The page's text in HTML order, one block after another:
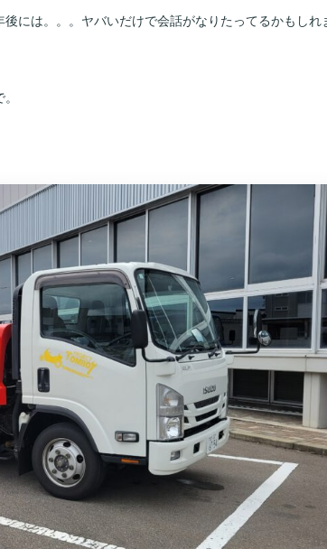
には。。。ヤバいだけで会話がなりたってるかもしれ